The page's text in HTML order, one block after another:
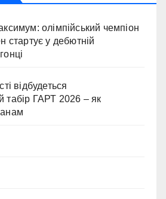
олімпійський чемпіон
стартує у дебютній
відбудеться
табір ГАРТ 2026 – як